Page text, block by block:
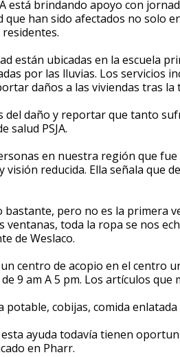
está brindando apoyo con
que han sido afectados no solo
están ubicadas en la escuela
por las lluvias. Los servicios
daños a las viviendas tras la
daño y reportar que tanto
salud PSJA.
en nuestra región que
reducida. Ella señala que
pero no es la primera
toda la ropa se nos
de Weslaco.
centro de acopio en el centro
9 am A 5 pm. Los artículos
cobijas, comida
ayuda todavía tienen
en Pharr.